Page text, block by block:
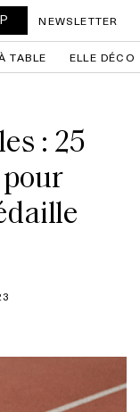
NEWSLETTER
TABLE ELLE DÉCO
: 25